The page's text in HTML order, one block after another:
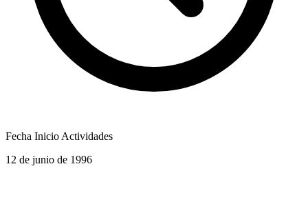
Fecha Inicio Actividades
12 de junio de 1996